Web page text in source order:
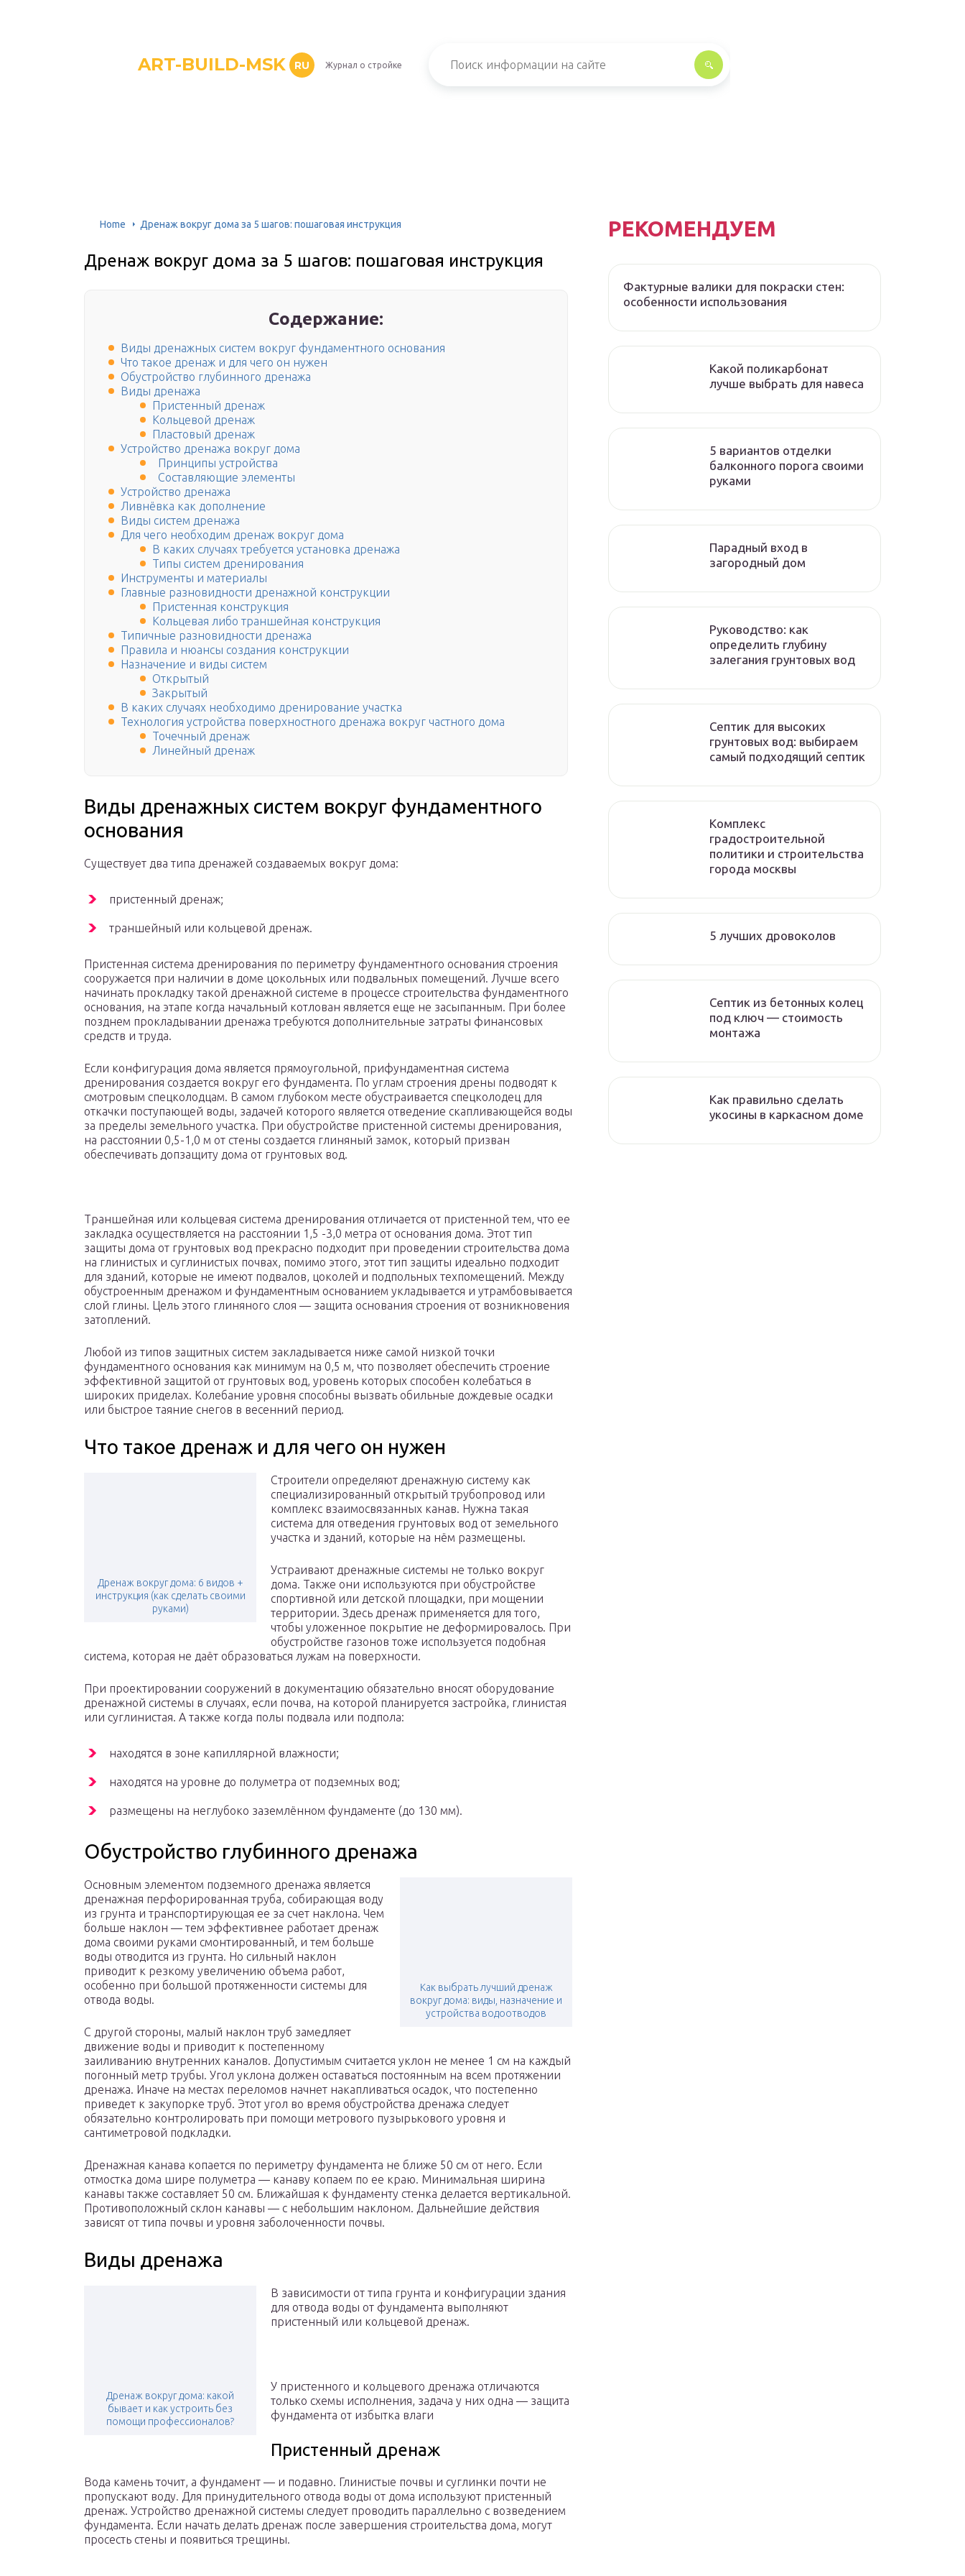
ART-BUILD-MSK RU Журнал о стройке
Home Дренаж вокруг дома за 5 шагов: пошаговая инструкция
Дренаж вокруг дома за 5 шагов: пошаговая инструкция
Содержание:
Виды дренажных систем вокруг фундаментного основания
Что такое дренаж и для чего он нужен
Обустройство глубинного дренажа
Виды дренажа
Пристенный дренаж
Кольцевой дренаж
Пластовый дренаж
Устройство дренажа вокруг дома
Принципы устройства
Составляющие элементы
Устройство дренажа
Ливнёвка как дополнение
Виды систем дренажа
Для чего необходим дренаж вокруг дома
В каких случаях требуется установка дренажа
Типы систем дренирования
Инструменты и материалы
Главные разновидности дренажной конструкции
Пристенная конструкция
Кольцевая либо траншейная конструкция
Типичные разновидности дренажа
Правила и нюансы создания конструкции
Назначение и виды систем
Открытый
Закрытый
В каких случаях необходимо дренирование участка
Технология устройства поверхностного дренажа вокруг частного дома
Точечный дренаж
Линейный дренаж
Виды дренажных систем вокруг фундаментного
основания
Существует два типа дренажей создаваемых вокруг дома:
пристенный дренаж;
траншейный или кольцевой дренаж.
Пристенная система дренирования по периметру фундаментного основания строения
сооружается при наличии в доме цокольных или подвальных помещений. Лучше всего
начинать прокладку такой дренажной системе в процессе строительства фундаментного
основания, на этапе когда начальный котлован является еще не засыпанным. При более
позднем прокладывании дренажа требуются дополнительные затраты финансовых
средств и труда.
Если конфигурация дома является прямоугольной, прифундаментная система
дренирования создается вокруг его фундамента. По углам строения дрены подводят к
смотровым спецколодцам. В самом глубоком месте обустраивается спецколодец для
откачки поступающей воды, задачей которого является отведение скапливающейся воды
за пределы земельного участка. При обустройстве пристенной системы дренирования,
на расстоянии 0,5-1,0 м от стены создается глиняный замок, который призван
обеспечивать допзащиту дома от грунтовых вод.
Траншейная или кольцевая система дренирования отличается от пристенной тем, что ее
закладка осуществляется на расстоянии 1,5 -3,0 метра от основания дома. Этот тип
защиты дома от грунтовых вод прекрасно подходит при проведении строительства дома
на глинистых и суглинистых почвах, помимо этого, этот тип защиты идеально подходит
для зданий, которые не имеют подвалов, цоколей и подпольных техпомещений. Между
обустроенным дренажом и фундаментным основанием укладывается и утрамбовывается
слой глины. Цель этого глиняного слоя — защита основания строения от возникновения
затоплений.
Любой из типов защитных систем закладывается ниже самой низкой точки
фундаментного основания как минимум на 0,5 м, что позволяет обеспечить строение
эффективной защитой от грунтовых вод, уровень которых способен колебаться в
широких приделах. Колебание уровня способны вызвать обильные дождевые осадки
или быстрое таяние снегов в весенний период.
Что такое дренаж и для чего он нужен
Дренаж вокруг дома: 6 видов +
инструкция (как сделать своими
руками)
Строители определяют дренажную систему как
специализированный открытый трубопровод или
комплекс взаимосвязанных канав. Нужна такая
система для отведения грунтовых вод от земельного
участка и зданий, которые на нём размещены.
Устраивают дренажные системы не только вокруг
дома. Также они используются при обустройстве
спортивной или детской площадки, при мощении
территории. Здесь дренаж применяется для того,
чтобы уложенное покрытие не деформировалось. При
обустройстве газонов тоже используется подобная
система, которая не даёт образоваться лужам на поверхности.
При проектировании сооружений в документацию обязательно вносят оборудование
дренажной системы в случаях, если почва, на которой планируется застройка, глинистая
или суглинистая. А также когда полы подвала или подпола:
находятся в зоне капиллярной влажности;
находятся на уровне до полуметра от подземных вод;
размещены на неглубоко заземлённом фундаменте (до 130 мм).
Обустройство глубинного дренажа
Как выбрать лучший дренаж
вокруг дома: виды, назначение и
устройства водоотводов
Основным элементом подземного дренажа является
дренажная перфорированная труба, собирающая воду
из грунта и транспортирующая ее за счет наклона. Чем
больше наклон — тем эффективнее работает дренаж
дома своими руками смонтированный, и тем больше
воды отводится из грунта. Но сильный наклон
приводит к резкому увеличению объема работ,
особенно при большой протяженности системы для
отвода воды.
С другой стороны, малый наклон труб замедляет
движение воды и приводит к постепенному
заиливанию внутренних каналов. Допустимым считается уклон не менее 1 см на каждый
погонный метр трубы. Угол уклона должен оставаться постоянным на всем протяжении
дренажа. Иначе на местах переломов начнет накапливаться осадок, что постепенно
приведет к закупорке труб. Этот угол во время обустройства дренажа следует
обязательно контролировать при помощи метрового пузырькового уровня и
сантиметровой подкладки.
Дренажная канава копается по периметру фундамента не ближе 50 см от него. Если
отмостка дома шире полуметра — канаву копаем по ее краю. Минимальная ширина
канавы также составляет 50 см. Ближайшая к фундаменту стенка делается вертикальной.
Противоположный склон канавы — с небольшим наклоном. Дальнейшие действия
зависят от типа почвы и уровня заболоченности почвы.
Виды дренажа
Дренаж вокруг дома: какой
бывает и как устроить без
помощи профессионалов?
В зависимости от типа грунта и конфигурации здания
для отвода воды от фундамента выполняют
пристенный или кольцевой дренаж.
У пристенного и кольцевого дренажа отличаются
только схемы исполнения, задача у них одна — защита
фундамента от избытка влаги
Пристенный дренаж
Вода камень точит, а фундамент — и подавно. Глинистые почвы и суглинки почти не
пропускают воду. Для принудительного отвода воды от дома используют пристенный
дренаж. Устройство дренажной системы следует проводить параллельно с возведением
фундамента. Если начать делать дренаж после завершения строительства дома, могут
просесть стены и появиться трещины.
РЕКОМЕНДУЕМ
Фактурные валики для покраски стен:
особенности использования
Какой поликарбонат
лучше выбрать для навеса
5 вариантов отделки
балконного порога своими
руками
Парадный вход в
загородный дом
Руководство: как
определить глубину
залегания грунтовых вод
Септик для высоких
грунтовых вод: выбираем
самый подходящий септик
Комплекс
градостроительной
политики и строительства
города москвы
5 лучших дровоколов
Септик из бетонных колец
под ключ — стоимость
монтажа
Как правильно сделать
укосины в каркасном доме